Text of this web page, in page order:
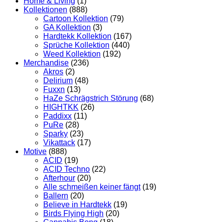
Kollektionen (888)
Cartoon Kollektion (79)
GA Kollektion (3)
Hardtekk Kollektion (167)
Sprüche Kollektion (440)
Weed Kollektion (192)
Merchandise (236)
Akros (2)
Delirium (48)
Fuxxn (13)
HaZe Schrägstrich Störung (68)
HIGHTKK (26)
Paddixx (11)
PuRe (28)
Sparky (23)
Vikattack (17)
Motive (888)
ACID (19)
ACID Techno (22)
Afterhour (20)
Alle schmeißen keiner fängt (19)
Ballern (20)
Believe in Hardtekk (19)
Birds Flying High (20)